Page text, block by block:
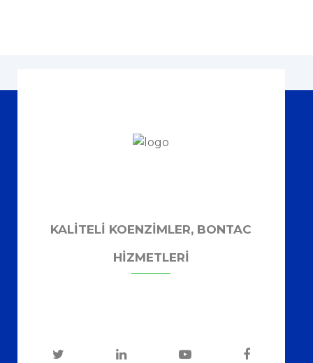
KALITELI KOENZIMLER, BONTAC
HIZMETLERI